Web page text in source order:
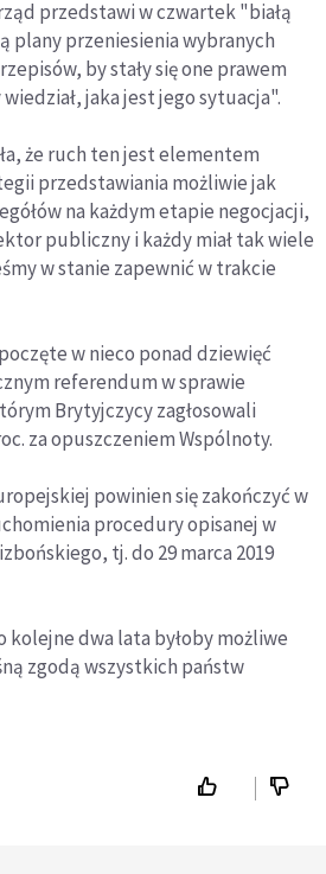
przedstawi w czwartek "białą
plany przeniesienia wybranych
by stały się one prawem
jaka jest jego sytuacja".
że ruch ten jest elementem
przedstawiania możliwie jak
na każdym etapie negocjacji,
publiczny i każdy miał tak wiele
w stanie zapewnić w trakcie
w nieco ponad dziewięć
referendum w sprawie
Brytyjczycy zagłosowali
za opuszczeniem Wspólnoty.
powinien się zakończyć w
procedury opisanej w
tj. do 29 marca 2019
kolejne dwa lata byłoby możliwe
zgodą wszystkich państw